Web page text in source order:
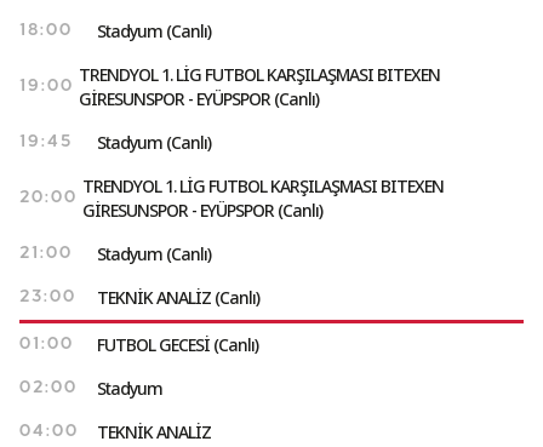
18:00 Stadyum (Canlı)
19:00
TRENDYOL 1. LİG FUTBOL KARŞILAŞMASI BITEXEN
GİRESUNSPOR - EYÜPSPOR (Canlı)
19:45 Stadyum (Canlı)
20:00
TRENDYOL 1. LİG FUTBOL KARŞILAŞMASI BITEXEN
GİRESUNSPOR - EYÜPSPOR (Canlı)
21:00 Stadyum (Canlı)
23:00 TEKNİK ANALİZ (Canlı)
01:00 FUTBOL GECESİ (Canlı)
02:00 Stadyum
04:00 TEKNİK ANALİZ